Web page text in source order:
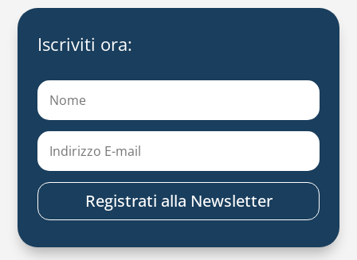
Iscriviti ora:
Registrati alla Newsletter